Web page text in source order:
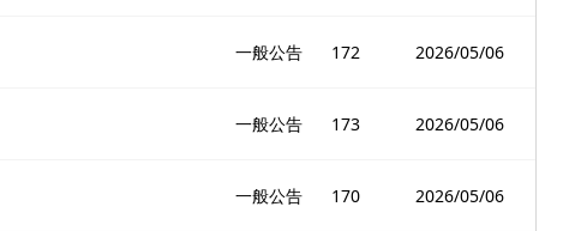
一般公告 172 2026/05/06
一般公告 173 2026/05/06
一般公告 170 2026/05/06